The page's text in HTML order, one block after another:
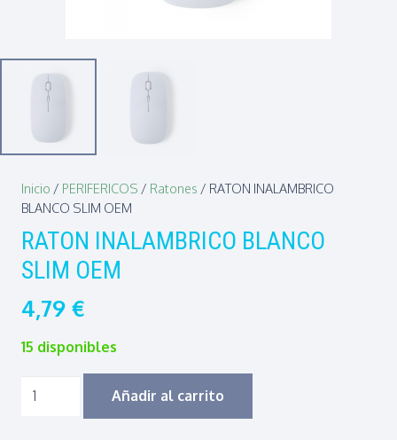
Inicio / PERIFERICOS / Ratones / RATON INALAMBRICO
BLANCO SLIM OEM
RATON INALAMBRICO BLANCO
SLIM OEM
4,79 €
15 disponibles
RATON
Añadir al carrito